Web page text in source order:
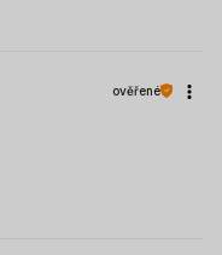
ověřené